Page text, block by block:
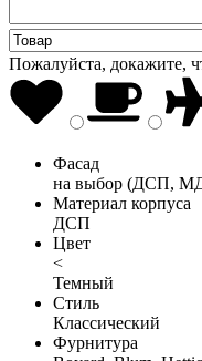
Пожалуйста, докажите,
Фасад
на выбор (ДСП,
Материал корпуса
ДСП
Цвет
<
Темный
Стиль
Классический
Фурнитура